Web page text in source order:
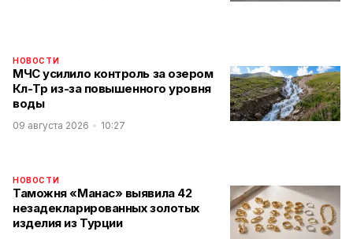
НОВОСТИ
МЧС усилило контроль за озером
Көл-Төр из-за повышенного уровня
воды
09 августа 2026 10:27
НОВОСТИ
Таможня «Манас» выявила 42
незадекларированных золотых
изделия из Турции